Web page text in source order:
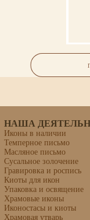
НАША
Иконы в наличии
Темперное письмо
Масляное письмо
Сусальное золочение
Гравировка и роспись
Киоты для икон
Упаковка и освящение
Храмовые иконы
Иконостасы и киоты
Храмовая утварь